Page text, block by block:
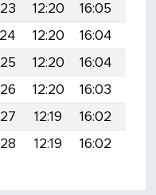
12:20 16:05
12:20 16:04
12:20 16:04
12:20 16:03
12:19 16:02
12:19 16:02